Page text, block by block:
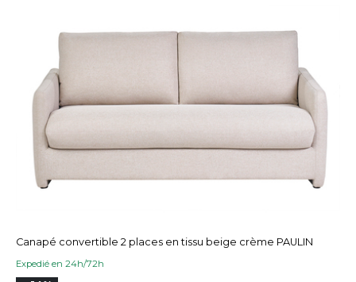
Canapé convertible 2 places en tissu beige crème PAULIN
Expedié en 24h/72h